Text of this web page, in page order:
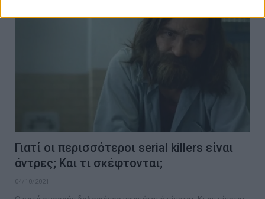
Γιατί οι περισσότεροι serial killers είναι
άντρες; Και τι σκέφτονται;
04/10/2021